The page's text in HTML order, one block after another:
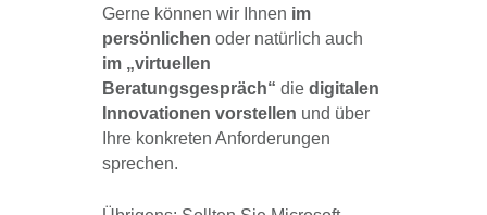
Gerne können wir Ihnen im
persönlichen oder natürlich auch
im „virtuellen
Beratungsgespräch“ die digitalen
Innovationen vorstellen und über
Ihre konkreten Anforderungen
sprechen.